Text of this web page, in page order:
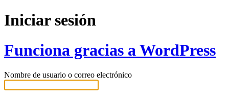
Iniciar sesión
Funciona gracias a WordPress
Nombre de usuario o correo electrónico